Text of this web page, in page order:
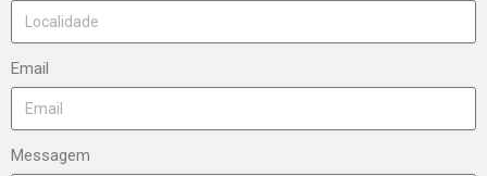
Email
Messagem